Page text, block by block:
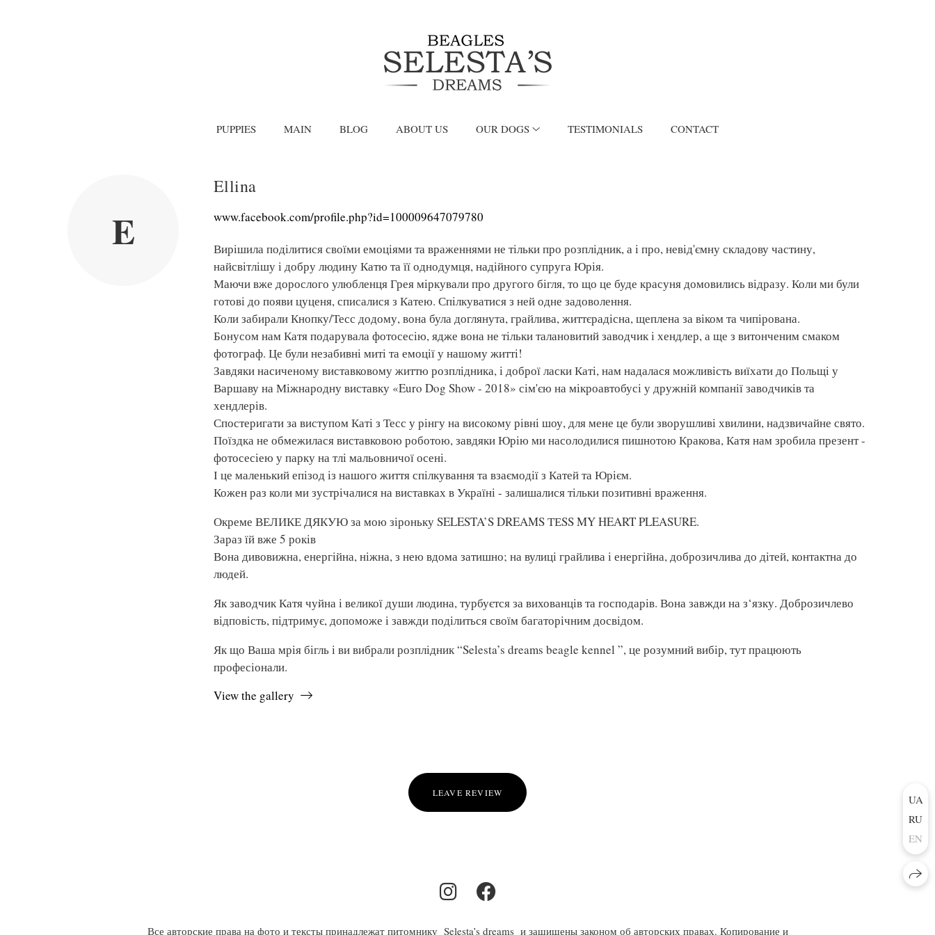
PUPPIES MAIN BLOG ABOUT US OUR DOGS TESTIMONIALS CONTACT
E
Ellina
www.facebook.com/profile.php?id=100009647079780
Вирішила поділитися своїми емоціями та враженнями не тільки про розплідник, а і про, невід'ємну складову частину,
найсвітлішу і добру людину Катю та її однодумця, надійного супруга Юрія.
Маючи вже дорослого улюбленця Грея міркували про другого бігля, то що це буде красуня домовились відразу. Коли ми були
готові до появи цуценя, списалися з Катею. Спілкуватися з ней одне задоволення.
Коли забирали Кнопку/Тесс додому, вона була доглянута, грайлива, життєрадісна, щеплена за віком та чипірована.
Бонусом нам Катя подарувала фотосесію, ядже вона не тільки талановитий заводчик і хендлер, а ще з витонченим смаком
фотограф. Це були незабивні миті та емоції у нашому житті!
Завдяки насиченому виставковому життю розплідника, і доброї ласки Каті, нам надалася можливість виїхати до Польщі у
Варшаву на Міжнародну виставку «Euro Dog Show - 2018» сім'єю на мікроавтобусі у дружній компанії заводчиків та
хендлерів.
Спостеригати за виступом Каті з Тесс у рінгу на високому рівні шоу, для мене це були зворушливі хвилини, надзвичайне свято.
Поїздка не обмежилася виставковою роботою, завдяки Юрію ми насолодилися пишнотою Кракова, Катя нам зробила презент -
фотосесіею у парку на тлі мальовничої осені.
І це маленький епізод із нашого життя спілкування та взаємодії з Катей та Юрієм.
Кожен раз коли ми зустрічалися на виставках в Україні - залишалися тільки позитивні враження.
Окреме ВЕЛИКЕ ДЯКУЮ за мою зіроньку SELESTA’S DREAMS ТЕSS MY HEART PLEASURE.
Зараз їй вже 5 років
Вона дивовижна, енергійна, ніжна, з нею вдома затишно; на вулиці грайлива і енергійна, доброзичлива до дітей, контактна до
людей.
Як заводчик Катя чуйна і великої души людина, турбуєтся за вихованців та господарів. Вона завжди на з‘язку. Доброзичлево
відповість, підтримує, допоможе і завжди поділиться своїм багаторічним досвідом.
Як що Ваша мрія бігль і ви вибрали розплідник “Selesta’s dreams beagle kennel ”, це розумний вибір, тут працюють
професіонали.
View the gallery
LEAVE REVIEW
Все авторские права на фото и тексты принадлежат питомнику Selesta’s dreams и защищены законом об авторских правах. Копирование и
UA
RU
EN